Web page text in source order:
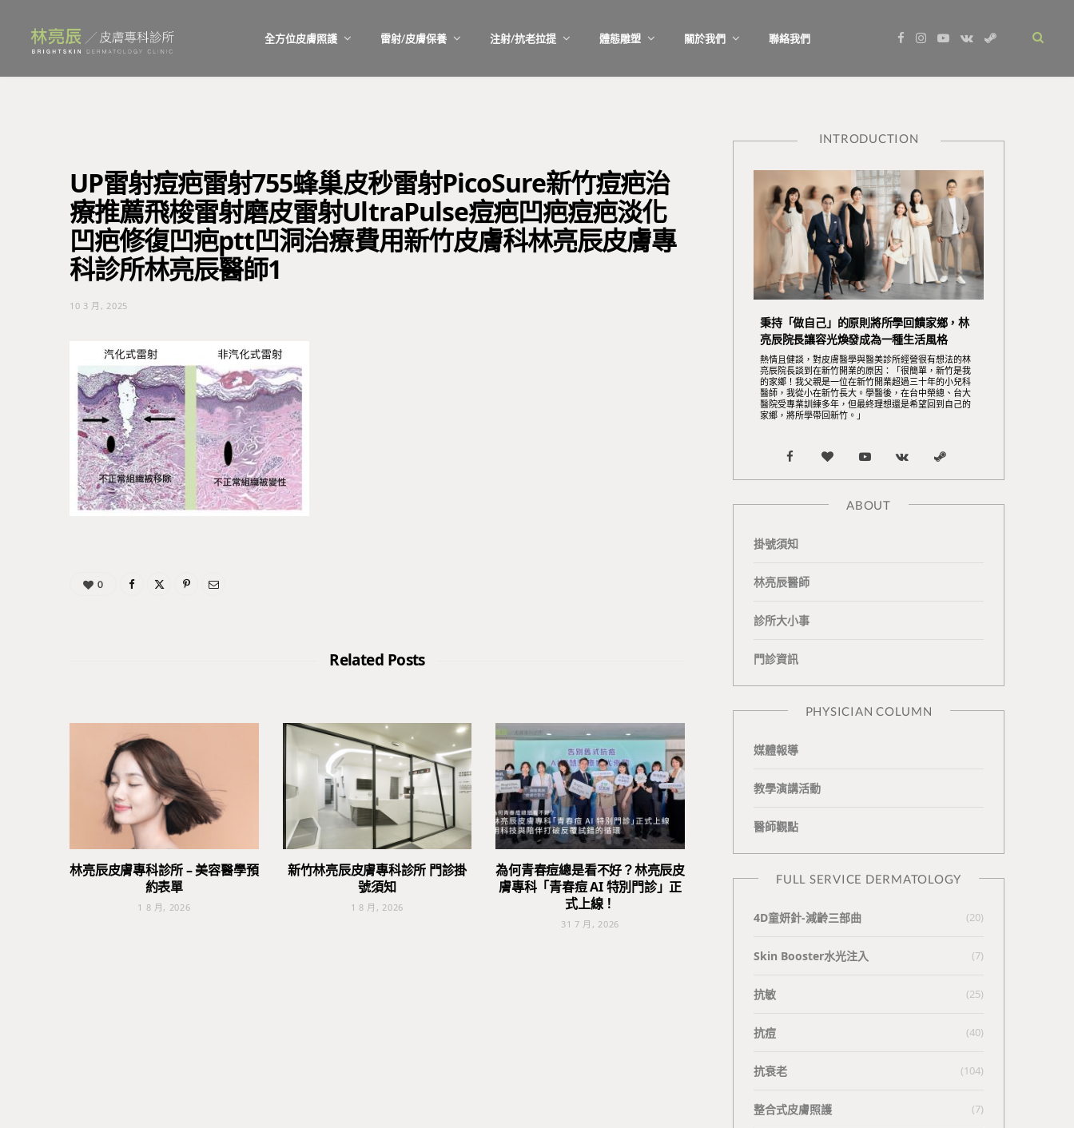
全方位皮膚照護 雷射/皮膚保養 注射/抗老拉提 體態雕塑 關於我們 聯絡我們
I
Y
V
S
UP雷射痘疤雷射755蜂巢皮秒雷射PicoSure新竹痘疤治
療推薦飛梭雷射磨皮雷射UltraPulse痘疤凹疤痘疤淡化
凹疤修復凹疤ptt凹洞治療費用新竹皮膚科林亮辰皮膚專
科診所林亮辰醫師1
10 3 月, 2025
0
Related Posts
林亮辰皮膚專科診所 – 美容醫學預
約表單
1 8 月, 2026
新竹林亮辰皮膚專科診所 門診掛
號須知
1 8 月, 2026
為何青春痘總是看不好？林亮辰皮
膚專科「青春痘 AI 特別門診」正
式上線！
31 7 月, 2026
INTRODUCTION
秉持「做自己」的原則將所學回饋家鄉，林
亮辰院長讓容光煥發成為一種生活風格
熱情且健談，對皮膚醫學與醫美診所經營很有想法的林
亮辰院長談到在新竹開業的原因：「很簡單，新竹是我
的家鄉！我父親是一位在新竹開業超過三十年的小兒科
醫師，我從小在新竹長大。學醫後，在台中榮總、台大
醫院受專業訓練多年，但最終理想還是希望回到自己的
家鄉，將所學帶回新竹。」
F
a
e
b
k
B
l
n
Y
o
u
V
K
e
S
t
ABOUT
掛號須知
林亮辰醫師
診所大小事
門診資訊
PHYSICIAN COLUMN
媒體報導
教學演講活動
醫師觀點
FULL SERVICE DERMATOLOGY
4D童妍針-減齡三部曲 (20)
Skin Booster水光注入 (7)
抗敏 (25)
抗痘 (40)
抗衰老 (104)
整合式皮膚照護 (7)